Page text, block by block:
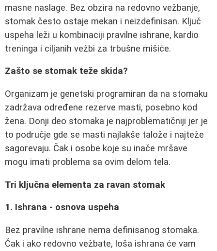
masne naslage. Bez obzira na redovno vežbanje,
stomak često ostaje mekan i neizdefinisan. Ključ
uspeha leži u kombinaciji pravilne ishrane, kardio
treninga i ciljanih vežbi za trbušne mišiće.
Zašto se stomak teže skida?
Organizam je genetski programiran da na stomaku
zadržava određene rezerve masti, posebno kod
žena. Donji deo stomaka je najproblematičniji jer je
to područje gde se masti najlakše talože i najteže
sagorevaju. Čak i osobe koje su inače mršave
mogu imati problema sa ovim delom tela.
Tri ključna elementa za ravan stomak
1. Ishrana - osnova uspeha
Bez pravilne ishrane nema definisanog stomaka.
Čak i ako redovno vežbate, loša ishrana će vam